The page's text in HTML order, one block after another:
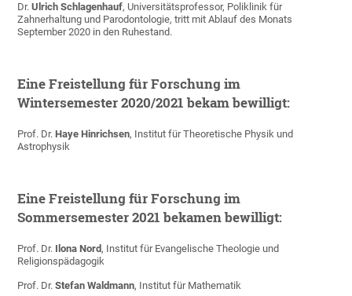
Dr.Ulrich Schlagenhauf, Universitätsprofessor, Poliklinik für
Zahnerhaltung und Parodontologie, tritt mit Ablauf des Monats
September 2020 in den Ruhestand.
Eine Freistellung für Forschung im
Wintersemester 2020/2021 bekam bewilligt:
Prof. Dr.Haye Hinrichsen, Institut für Theoretische Physik und
Astrophysik
Eine Freistellung für Forschung im
Sommersemester 2021 bekamen bewilligt:
Prof. Dr. Ilona Nord, Institut für Evangelische Theologie und
Religionspädagogik
Prof. Dr.Stefan Waldmann, Institut für Mathematik